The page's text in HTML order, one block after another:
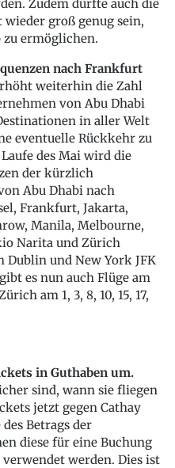
Zudem dürfte auch die
groß genug sein,
ermöglichen.
nach Frankfurt
weiterhin die Zahl
von Abu Dhabi
in aller Welt
eventuelle Rückkehr zu
des Mai wird die
der kürzlich
Abu Dhabi nach
Frankfurt, Jakarta,
Manila, Melbourne,
Narita und Zürich
Dublin und New York JFK
es nun auch Flüge am
am 1, 3, 8, 10, 15, 17,
in Guthaben um.
sind, wann sie fliegen
jetzt gegen Cathay
Betrags der
diese für eine Buchung
werden. Dies ist